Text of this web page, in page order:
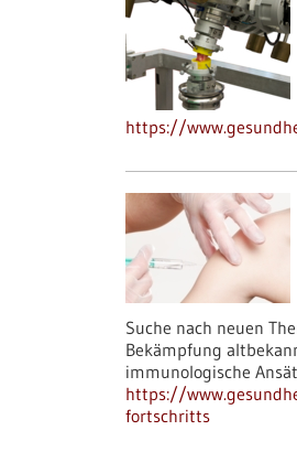
https://
Suche nach neuen
Bekämpfung
immunologische
https://
fortschritts